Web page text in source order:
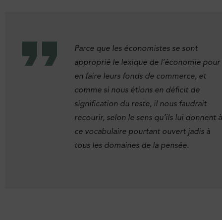
Parce que les économistes se sont
approprié le lexique de l’économie pour
en faire leurs fonds de commerce, et
comme si nous étions en déficit de
signification du reste, il nous faudrait
recourir, selon le sens qu’ils lui donnent à
ce vocabulaire pourtant ouvert jadis à
tous les domaines de la pensée.